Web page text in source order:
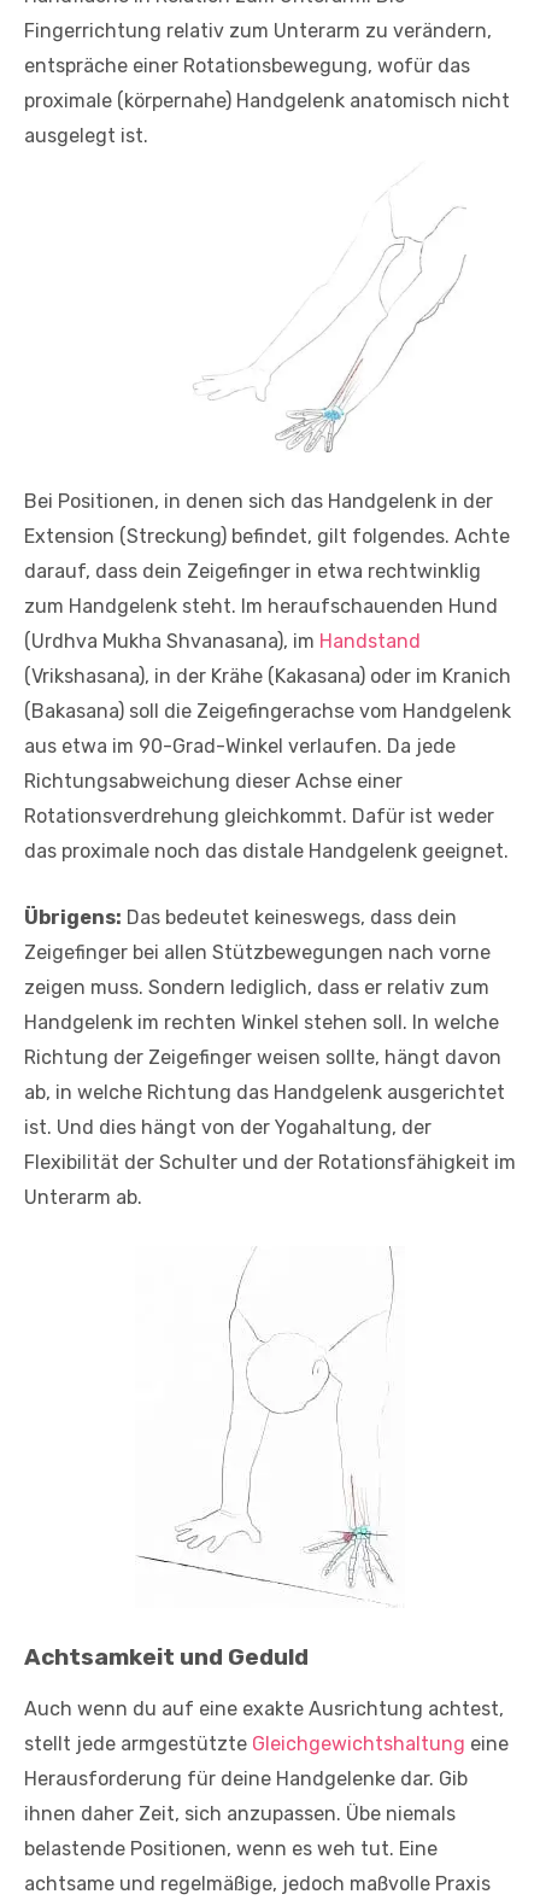
Fingerrichtung relativ zum Unterarm zu verändern,
entspräche einer Rotationsbewegung, wofür das
proximale (körpernahe) Handgelenk anatomisch nicht
ausgelegt ist.
Bei Positionen, in denen sich das Handgelenk in der
Extension (Streckung) befindet, gilt folgendes. Achte
darauf, dass dein Zeigefinger in etwa rechtwinklig
zum Handgelenk steht. Im heraufschauenden Hund
(Urdhva Mukha Shvanasana), im Handstand
(Vrikshasana), in der Krähe (Kakasana) oder im Kranich
(Bakasana) soll die Zeigefingerachse vom Handgelenk
aus etwa im 90-Grad-Winkel verlaufen. Da jede
Richtungsabweichung dieser Achse einer
Rotationsverdrehung gleichkommt. Dafür ist weder
das proximale noch das distale Handgelenk geeignet.
Übrigens: Das bedeutet keineswegs, dass dein
Zeigefinger bei allen Stützbewegungen nach vorne
zeigen muss. Sondern lediglich, dass er relativ zum
Handgelenk im rechten Winkel stehen soll. In welche
Richtung der Zeigefinger weisen sollte, hängt davon
ab, in welche Richtung das Handgelenk ausgerichtet
ist. Und dies hängt von der Yogahaltung, der
Flexibilität der Schulter und der Rotationsfähigkeit im
Unterarm ab.
Achtsamkeit und Geduld
Auch wenn du auf eine exakte Ausrichtung achtest,
stellt jede armgestützte Gleichgewichtshaltung eine
Herausforderung für deine Handgelenke dar. Gib
ihnen daher Zeit, sich anzupassen. Übe niemals
belastende Positionen, wenn es weh tut. Eine
achtsame und regelmäßige, jedoch maßvolle Praxis